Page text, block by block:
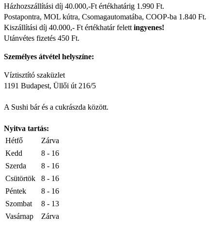
Házhozszállítási díj 40.000,-Ft értékhatárig 1.990 Ft.
Postapontra, MOL kútra, Csomagautomatába, COOP-ba 1.840 Ft.
Kiszállítási díj 40.000,- Ft értékhatár felett ingyenes!
Utánvétes fizetés 450 Ft.
Személyes átvétel helyszíne:
Víztisztító szaküzlet
1191 Budapest, Üllői út 216/5
A Sushi bár és a cukrászda között.
Nyitva tartás:
Hétfő
Zárva
Kedd
8 - 16
Szerda
8 - 16
Csütörtök
8 - 16
Péntek
8 - 16
Szombat
8 - 13
Vasárnap
Zárva